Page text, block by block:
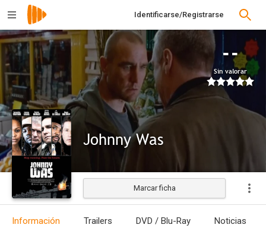
Identificarse/Registrarse
--
Sin valorar
Johnny Was
Estrenada
Marcar ficha
Información Trailers DVD / Blu-Ray Noticias